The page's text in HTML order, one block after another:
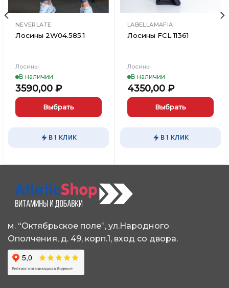
NEVERLATE
Лосины 2W04.585.1
Лосины
В наличии
3590,00 ₽
Выбрать
вариаций.
можно
выбрать
на
товара.
В 1 КЛИК
LABELLAMAFIA
Лосины FCL 11361
Лосины
В наличии
4350,00 ₽
Выбрать
вариаций.
можно
выбрать
товара.
В 1 КЛИК
м. “Октябрьское поле”, ул.Народного
Ополчения, д. 49, корп.1, вход со двора.